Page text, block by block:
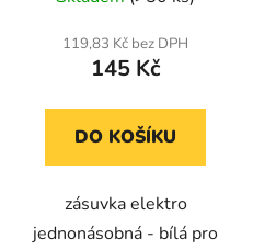
119,83 Kč bez DPH
145 Kč
DO KOŠÍKU
zásuvka elektro
jednonásobná - bílá pro